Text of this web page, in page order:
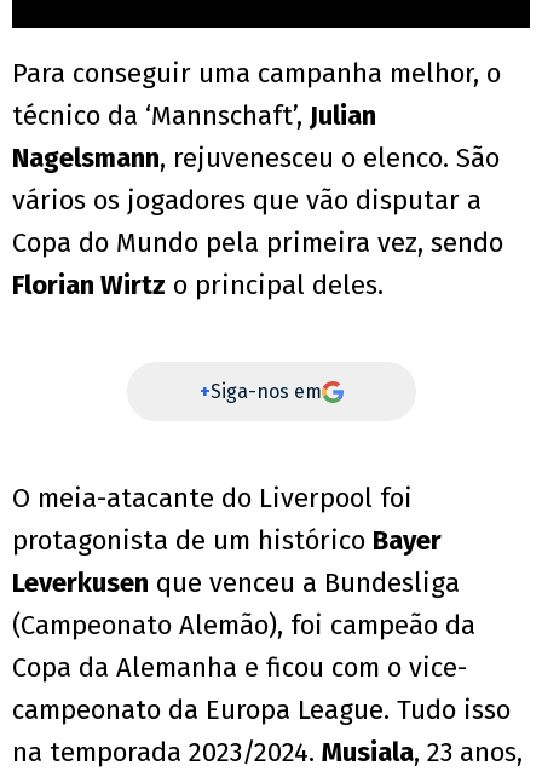
Para conseguir uma campanha melhor, o
técnico da ‘Mannschaft’, Julian
Nagelsmann, rejuvenesceu o elenco. São
vários os jogadores que vão disputar a
Copa do Mundo pela primeira vez, sendo
Florian Wirtz o principal deles.
+Siga-nos em
O meia-atacante do Liverpool foi
protagonista de um histórico Bayer
Leverkusen que venceu a Bundesliga
(Campeonato Alemão), foi campeão da
Copa da Alemanha e ficou com o vice-
campeonato da Europa League. Tudo isso
na temporada 2023/2024. Musiala, 23 anos,